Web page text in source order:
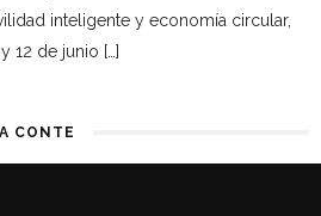
inteligente y economía circular,
12 de junio […]
CONTE